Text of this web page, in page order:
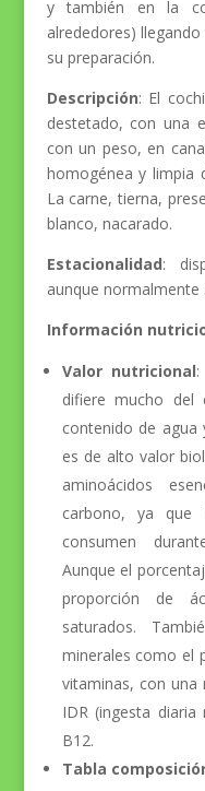
y también en la
alrededores)
su preparación.
Descripción: El
destetado, con una
con un peso, en
homogénea y limpia
La carne, tierna,
blanco, nacarado.
Estacionalidad:
aunque normalmente
Información
Valor nutricional
difiere mucho del
contenido de agua
es de alto valor
aminoácidos
carbono, ya que
consumen
Aunque el
proporción de
saturados.
minerales como el
vitaminas, con una
IDR (ingesta
B12.
Tabla